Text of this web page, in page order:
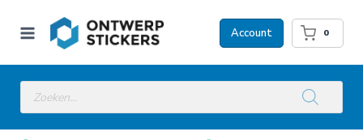
naar
Account 0
Producten
zoeken